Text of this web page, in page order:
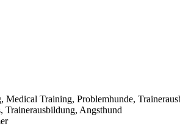
Medical Training, Problemhunde,
Trainerausbildung, Angsthund